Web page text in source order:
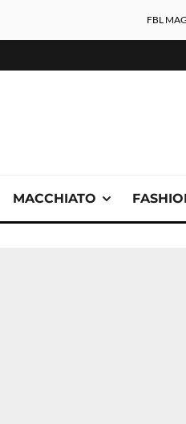
FBL
MACCHIATO